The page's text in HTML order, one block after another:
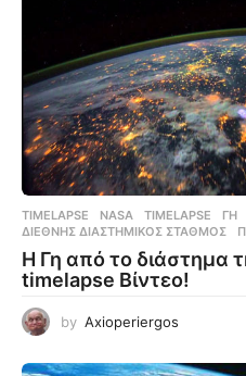
TIMELAPSE NASA ,TIMELAPSE ,ΓΗ
ΔΙΕΘΝΉΣ ΔΙΑΣΤΗΜΙΚΌΣ ΣΤΑΘΜΌΣ
,
Η Γη από το διάστημα
timelapse Βίντεο!
by Axioperiergos